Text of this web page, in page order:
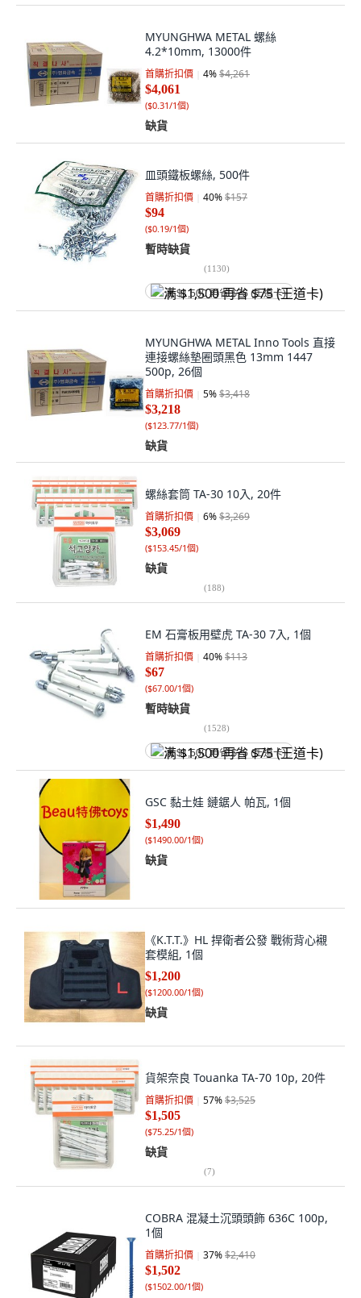
MYUNGHWA METAL 螺絲
4.2*10mm, 13000件
首購折扣價 4%$4,261
$4,061
($0.31/1個)
缺貨
皿頭鐵板螺絲, 500件
首購折扣價 40%$157
$94
($0.19/1個)
暫時缺貨
(1130)
满 $1,500 再省 $75 (王道卡)
MYUNGHWA METAL Inno Tools 直接
連接螺絲墊圈頭黑色 13mm 1447
500p, 26個
首購折扣價 5%$3,418
$3,218
($123.77/1個)
缺貨
螺絲套筒 TA-30 10入, 20件
首購折扣價 6%$3,269
$3,069
($153.45/1個)
缺貨
(188)
EM 石膏板用壁虎 TA-30 7入, 1個
首購折扣價 40%$113
$67
($67.00/1個)
暫時缺貨
(1528)
满 $1,500 再省 $75 (王道卡)
GSC 黏土娃 鏈鋸人 帕瓦, 1個
$1,490
($1490.00/1個)
缺貨
《K.T.T.》HL 捍衛者公發 戰術背心襯
套模組, 1個
$1,200
($1200.00/1個)
缺貨
貨架奈良 Touanka TA-70 10p, 20件
首購折扣價 57%$3,525
$1,505
($75.25/1個)
缺貨
(7)
COBRA 混凝土沉頭頭飾 636C 100p,
1個
首購折扣價 37%$2,410
$1,502
($1502.00/1個)